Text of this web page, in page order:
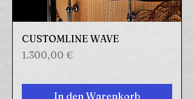
CUSTOMLINE WAVE
Preis
1.300,00 €
In den Warenkorb